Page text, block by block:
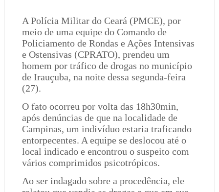
A Polícia Militar do Ceará (PMCE), por
meio de uma equipe do Comando de
Policiamento de Rondas e Ações Intensivas
e Ostensivas (CPRATO), prendeu um
homem por tráfico de drogas no município
de Irauçuba, na noite dessa segunda-feira
(27).
O fato ocorreu por volta das 18h30min,
após denúncias de que na localidade de
Campinas, um indivíduo estaria traficando
entorpecentes. A equipe se deslocou até o
local indicado e encontrou o suspeito com
vários comprimidos psicotrópicos.
Ao ser indagado sobre a procedência, ele